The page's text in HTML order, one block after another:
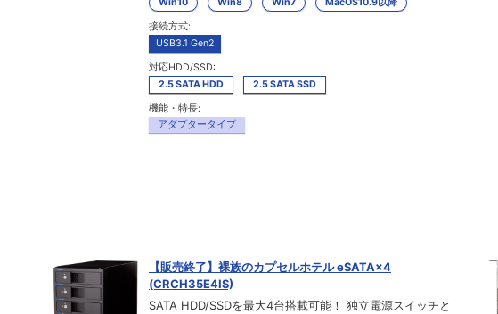
Win10
Win8 Win7 MacOS10.9以降
接続方式:
USB3.1 Gen2
対応HDD/SSD:
2.5 SATA HDD
2.5 SATA SSD
機能・特長:
アダプタータイプ
【販売終了】裸族のカプセルホテル eSATA×4
(CRCH35E4IS)
SATA HDD/SSDを最大4台搭載可能！ 独立電源スイッチと